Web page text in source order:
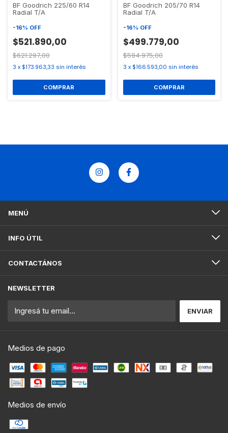
BF Goodrich 225/60 R14
Radial T/A
-16% OFF
$521.890,00
$621.297,00
3 x $173.963,33 sin interés
BF Goodrich 205/70 R14
Radial T/A
-16% OFF
$499.779,00
$594.975,00
3 x $166.593,00 sin interés
MENÚ
INFO ÚTIL
CONTACTÁNOS
NEWSLETTER
Medios de pago
Medios de envío